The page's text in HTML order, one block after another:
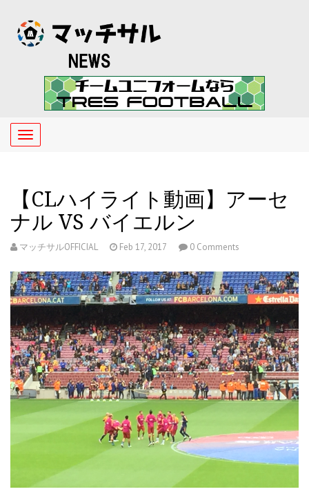
Toggle
navigation
【CLハイライト動画】アーセ
ナル VS バイエルン
マッチサルOFFICIAL Feb 17, 2017 0 Comments